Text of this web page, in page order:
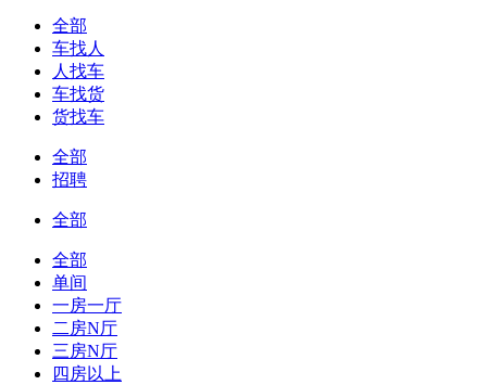
全部
车找人
人找车
车找货
货找车
全部
招聘
全部
全部
单间
一房一厅
二房N厅
三房N厅
四房以上